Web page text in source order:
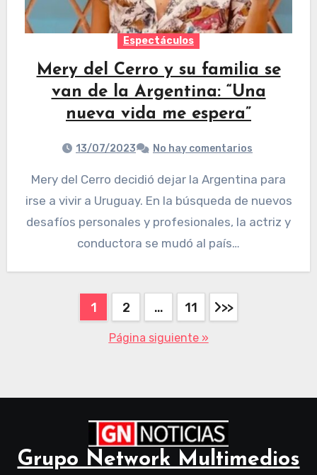
Espectáculos
Mery del Cerro y su familia se
van de la Argentina: “Una
nueva vida me espera”
13/07/2023 No hay comentarios
Mery del Cerro decidió dejar la Argentina para
irse a vivir a Uruguay. En la búsqueda de nuevos
desafíos personales y profesionales, la actriz y
conductora se mudó al país…
1 2 … 11
Página siguiente »
Grupo Network Multimedios